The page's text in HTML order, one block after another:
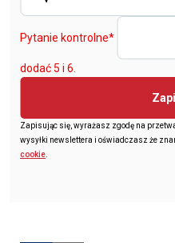
Pytanie kontrolne*
dodać 5 i 6.
Zapisując się, wyrażasz zgodę na
wysyłki newslettera i oświadczasz że
cookie.